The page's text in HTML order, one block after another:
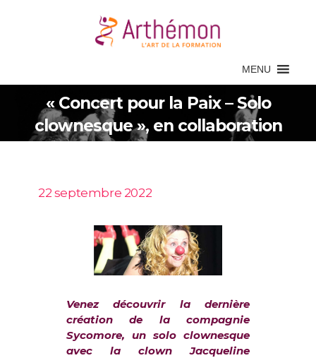
MENU
« Concert pour la Paix – Solo
clownesque », en collaboration
22 septembre 2022
Venez découvrir la dernière
création de la compagnie
Sycomore, un solo clownesque
avec la clown Jacqueline